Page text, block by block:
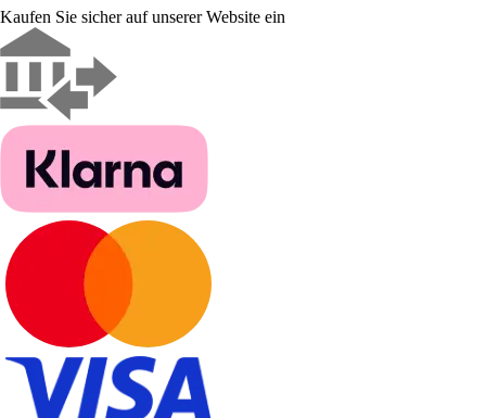
Kaufen Sie sicher auf unserer Website ein